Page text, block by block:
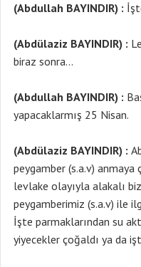
(Abdullah BAYINDIR) :
(Abdülaziz BAYINDIR) :
biraz sonra…
(Abdullah BAYINDIR) :
yapacaklarmış 25 Nisan.
(Abdülaziz BAYINDIR) :
peygamber (s.a.v) anmaya
levlake olayıyla alakalı
peygamberimiz (s.a.v) ile
İşte parmaklarından su
yiyecekler çoğaldı ya da